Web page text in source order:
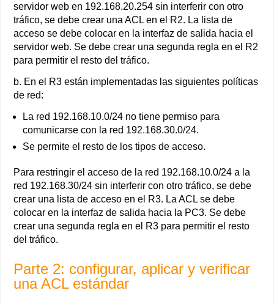
servidor web en 192.168.20.254 sin interferir con otro
tráfico, se debe crear una ACL en el R2. La lista de
acceso se debe colocar en la interfaz de salida hacia el
servidor web. Se debe crear una segunda regla en el R2
para permitir el resto del tráfico.
b. En el R3 están implementadas las siguientes políticas
de red:
La red 192.168.10.0/24 no tiene permiso para
comunicarse con la red 192.168.30.0/24.
Se permite el resto de los tipos de acceso.
Para restringir el acceso de la red 192.168.10.0/24 a la
red 192.168.30/24 sin interferir con otro tráfico, se debe
crear una lista de acceso en el R3. La ACL se debe
colocar en la interfaz de salida hacia la PC3. Se debe
crear una segunda regla en el R3 para permitir el resto
del tráfico.
Parte 2: configurar, aplicar y verificar
una ACL estándar